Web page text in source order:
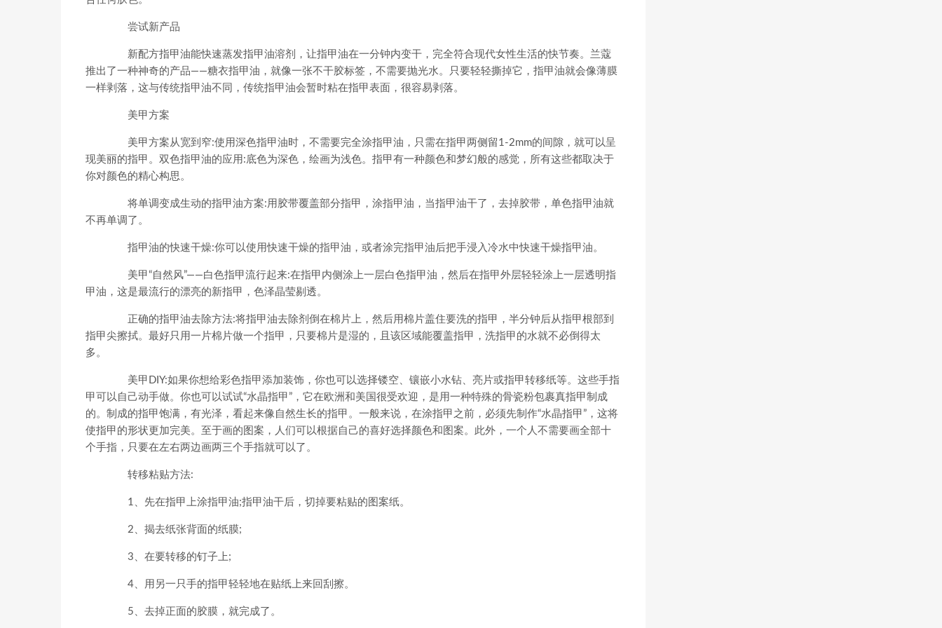
尝试新产品
新配方指甲油能快速蒸发指甲油溶剂，让指甲油在一分钟内变干，完全符合现代女性生活的快节奏。兰蔻
推出了一种神奇的产品——糖衣指甲油，就像一张不干胶标签，不需要抛光水。只要轻轻撕掉它，指甲油就会像薄膜
一样剥落，这与传统指甲油不同，传统指甲油会暂时粘在指甲表面，很容易剥落。
美甲方案
美甲方案从宽到窄:使用深色指甲油时，不需要完全涂指甲油，只需在指甲两侧留1-2mm的间隙，就可以呈
现美丽的指甲。双色指甲油的应用:底色为深色，绘画为浅色。指甲有一种颜色和梦幻般的感觉，所有这些都取决于
你对颜色的精心构思。
将单调变成生动的指甲油方案:用胶带覆盖部分指甲，涂指甲油，当指甲油干了，去掉胶带，单色指甲油就
不再单调了。
指甲油的快速干燥:你可以使用快速干燥的指甲油，或者涂完指甲油后把手浸入冷水中快速干燥指甲油。
美甲“自然风”——白色指甲流行起来:在指甲内侧涂上一层白色指甲油，然后在指甲外层轻轻涂上一层透明指
甲油，这是最流行的漂亮的新指甲，色泽晶莹剔透。
正确的指甲油去除方法:将指甲油去除剂倒在棉片上，然后用棉片盖住要洗的指甲，半分钟后从指甲根部到
指甲尖擦拭。最好只用一片棉片做一个指甲，只要棉片是湿的，且该区域能覆盖指甲，洗指甲的水就不必倒得太
多。
美甲DIY:如果你想给彩色指甲添加装饰，你也可以选择镂空、镶嵌小水钻、亮片或指甲转移纸等。这些手指
甲可以自己动手做。你也可以试试“水晶指甲”，它在欧洲和美国很受欢迎，是用一种特殊的骨瓷粉包裹真指甲制成
的。制成的指甲饱满，有光泽，看起来像自然生长的指甲。一般来说，在涂指甲之前，必须先制作“水晶指甲”，这将
使指甲的形状更加完美。至于画的图案，人们可以根据自己的喜好选择颜色和图案。此外，一个人不需要画全部十
个手指，只要在左右两边画两三个手指就可以了。
转移粘贴方法:
1、先在指甲上涂指甲油;指甲油干后，切掉要粘贴的图案纸。
2、揭去纸张背面的纸膜;
3、在要转移的钉子上;
4、用另一只手的指甲轻轻地在贴纸上来回刮擦。
5、去掉正面的胶膜，就完成了。